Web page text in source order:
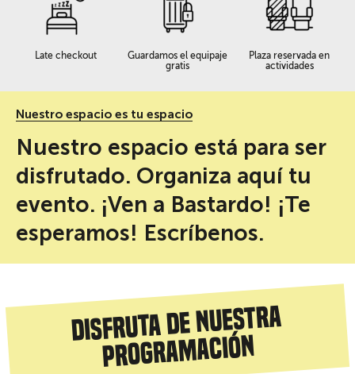
Late checkout
Guardamos el equipaje
gratis
Plaza reservada en
actividades
Nuestro espacio es tu espacio
Nuestro espacio está para ser
disfrutado. Organiza aquí tu
evento. ¡Ven a Bastardo! ¡Te
esperamos! Escríbenos.
Disfruta de nuestra
programación